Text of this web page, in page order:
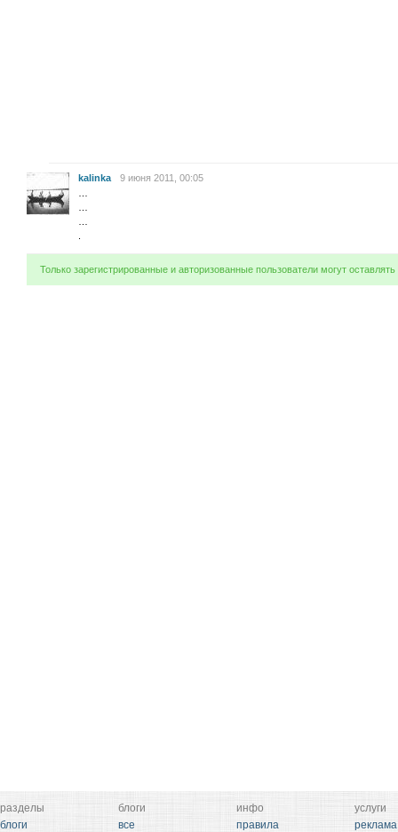
kalinka
9 июня 2011, 00:05
Только зарегистрированные и авторизованные пользователи могут
разделы
блоги
блоги
все
инфо
правила
услуги
реклама